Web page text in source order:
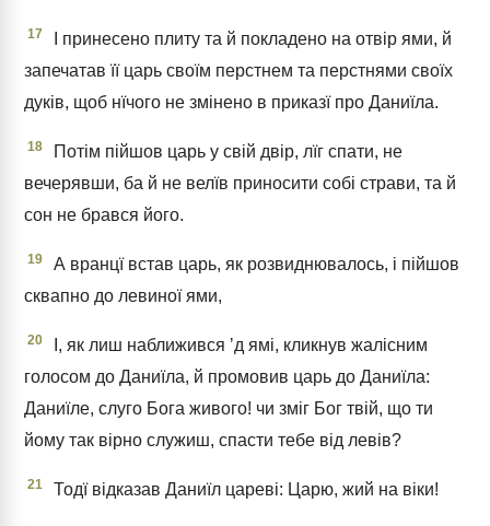
17
І принесено плиту та й покладено на отвір ями, й
запечатав її царь своїм перстнем та перстнями своїх
дуків, щоб нїчого не змінено в приказї про Даниїла.
18
Потім пійшов царь у свій двір, лїг спати, не
вечерявши, ба й не велїв приносити собі страви, та й
сон не брався його.
19
А вранцї встав царь, як розвиднювалось, і пійшов
сквапно до левиної ями,
20
І, як лиш наближився ʼд ямі, кликнув жалісним
голосом до Даниїла, й промовив царь до Даниїла:
Даниїле, слуго Бога живого! чи зміг Бог твій, що ти
йому так вірно служиш, спасти тебе від левів?
21 Тодї відказав Даниїл цареві: Царю, жий на віки!